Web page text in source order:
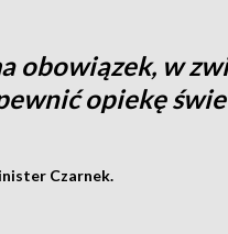
obowiązek, w
opiekę
Czarnek.